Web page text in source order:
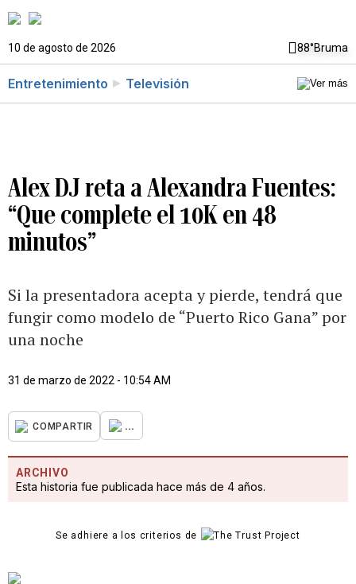
10 de agosto de 2026 88°Bruma
Entretenimiento Televisión
Alex DJ reta a Alexandra Fuentes:
“Que complete el 10K en 48
minutos”
Si la presentadora acepta y pierde, tendrá que
fungir como modelo de “Puerto Rico Gana” por
una noche
31 de marzo de 2022 - 10:54 AM
COMPARTIR ...
ARCHIVO
Esta historia fue publicada hace más de 4 años.
Se adhiere a los criterios de